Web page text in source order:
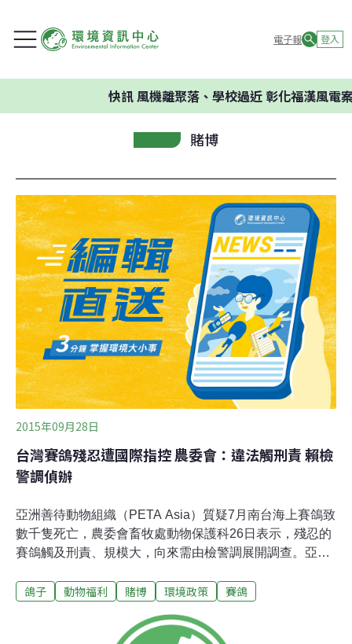
電子報 登入
快訊風機離聚落、學校過近 彰化福漢風電案
賭博
2015年09月28日
台灣賽鴿殘忍遭國際指控 農委會：違法觸刑責 賴檢
警調偵辦
亞洲善待動物組織（PETA Asia）質疑7月南台海上賽鴿致
數千隻死亡，農委會畜牧處動物保護科26日表示，殘忍的
賽鴿觸及刑責、規模大，向來需由檢警調展開調查。亞洲
合中，高雄的中正鴿會參賽2300隻，只有36隻返回，不到
季比賽鴿子生存率不到1%；被迫在恐懼中想奮力飛回陸地
鴿子 動物福利 賭博 環境政策 賽鴿